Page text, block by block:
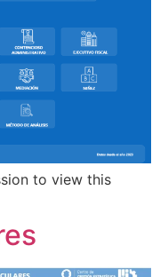
to view this